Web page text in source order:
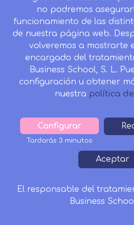
CONTACTO
Camino de la Torrecilla N.º
EDTECH, C.P. 18.200,
958 050 746
Horario de atención al
Lunes a viernes: 9.00h a
formacion@inesalud.com
Condiciones
Política de Privacidad
no podremos
funcionamiento de las
de nuestra página web.
volveremos a mostrarte
encargado del
Business School, S. L.
configuración u obtener
nuestra política
Configurar
Tardarás 3 minutos
Aceptar
El responsable del
Business